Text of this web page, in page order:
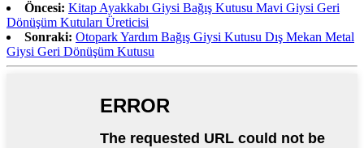
Öncesi: Kitap Ayakkabı Giysi Bağış Kutusu Mavi Giysi Geri
Dönüşüm Kutuları Üreticisi
Sonraki: Otopark Yardım Bağış Giysi Kutusu Dış Mekan Metal
Giysi Geri Dönüşüm Kutusu